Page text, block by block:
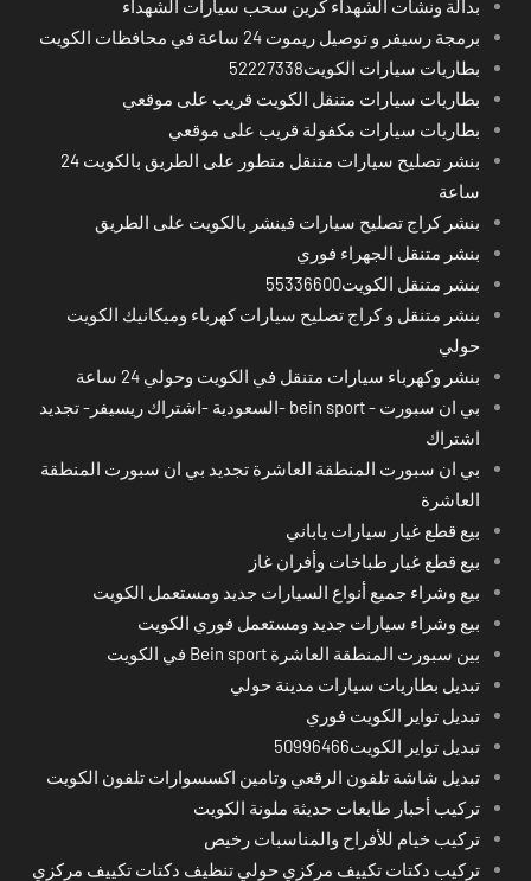
بدالة ونشات الشهداء كرين سحب سيارات الشهداء
برمجة رسيفر و توصيل ريموت 24 ساعة في محافظات الكويت
بطاريات سيارات الكويت52227338
بطاريات سيارات متنقل الكويت قريب على موقعي
بطاريات سيارات مكفولة قريب على موقعي
بنشر تصليح سيارات متنقل متطور على الطريق بالكويت 24
ساعة
بنشر كراج تصليح سيارات فينشر بالكويت على الطريق
بنشر متنقل الجهراء فوري
بنشر متنقل الكويت55336600
بنشر متنقل و كراج تصليح سيارات كهرباء وميكانيك الكويت
حولي
بنشر وكهرباء سيارات متنقل في الكويت وحولي 24 ساعة
بي ان سبورت - bein sport -السعودية -اشتراك ريسيفر- تجديد
اشتراك
بي ان سبورت المنطقة العاشرة تجديد بي ان سبورت المنطقة
العاشرة
بيع قطع غيار سيارات ياباني
بيع قطع غيار طباخات وأفران غاز
بيع وشراء جميع أنواع السيارات جديد ومستعمل الكويت
بيع وشراء سيارات جديد ومستعمل فوري الكويت
بين سبورت المنطقة العاشرة Bein sport في الكويت
تبديل بطاريات سيارات مدينة حولي
تبديل تواير الكويت فوري
تبديل تواير الكويت50996466
تبديل شاشة تلفون الرقعي وتامين اكسسوارات تلفون الكويت
تركيب أحبار طابعات حديثة ملونة الكويت
تركيب خيام للأفراح والمناسبات رخيص
تركيب دكتات تكييف مركزي حولي تنظيف دكتات تكييف مركزي